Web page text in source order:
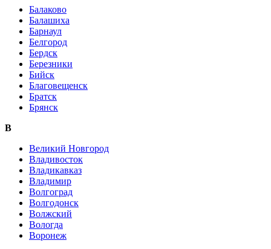
Балаково
Балашиха
Барнаул
Белгород
Бердск
Березники
Бийск
Благовещенск
Братск
Брянск
В
Великий Новгород
Владивосток
Владикавказ
Владимир
Волгоград
Волгодонск
Волжский
Вологда
Воронеж